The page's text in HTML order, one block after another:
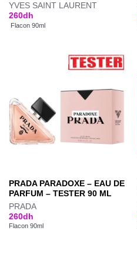
YVES SAINT LAURENT
260dh
Flacon 90ml
PRADA PARADOXE – EAU DE
PARFUM – TESTER 90 ML
PRADA
260dh
Flacon 90ml